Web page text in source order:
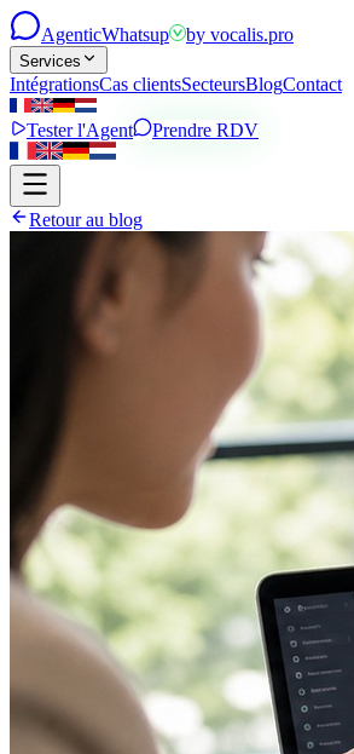
AgenticWhatsup by vocalis.pro
Services
IntégrationsCas clientsSecteursBlogContact
Tester l'Agent Prendre RDV
Retour au blog